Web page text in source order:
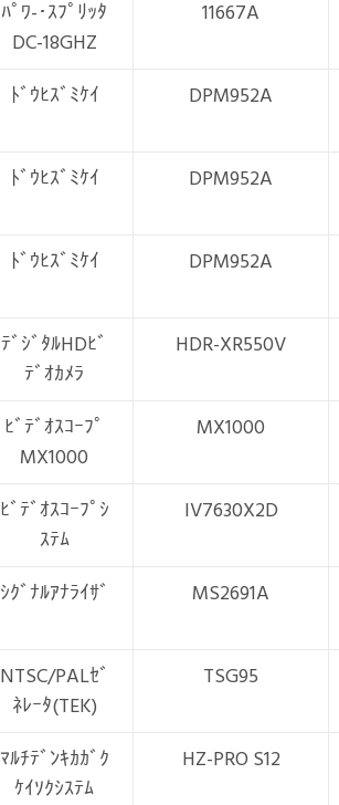
ﾊﾟﾜ-･ｽﾌﾟﾘｯﾀ
DC-18GHZ
11667A
ﾄﾞｳﾋｽﾞﾐｹｲ DPM952A
ﾄﾞｳﾋｽﾞﾐｹｲ DPM952A
ﾄﾞｳﾋｽﾞﾐｹｲ DPM952A
ﾃﾞｼﾞﾀﾙHDﾋﾞ
ﾃﾞｵｶﾒﾗ
HDR-XR550V
ﾋﾞﾃﾞｵｽｺｰﾌﾟ
MX1000
MX1000
ﾋﾞﾃﾞｵｽｺｰﾌﾟｼ
ｽﾃﾑ
IV7630X2D
ｼｸﾞﾅﾙｱﾅﾗｲｻﾞ MS2691A
NTSC/PALｾﾞ
ﾈﾚｰﾀ(TEK)
TSG95
ﾏﾙﾁﾃﾞﾝｷｶｶﾞｸ
ｹｲｿｸｼｽﾃﾑ
HZ-PRO S12